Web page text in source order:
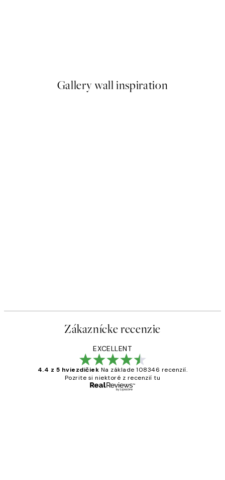
Gallery wall inspiration
Zákaznícke recenzie
EXCELLENT
4.4 z 5 hviezdičiek Na základe 108346 recenzií.
Pozrite si niektoré z recenzií tu